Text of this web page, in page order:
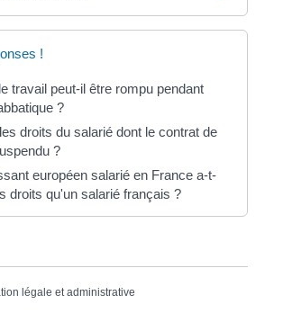
!
travail peut-il être rompu pendant
?
droits du salarié dont le contrat de
?
européen salarié en France a-t-
droits qu'un salarié français ?
légale et administrative